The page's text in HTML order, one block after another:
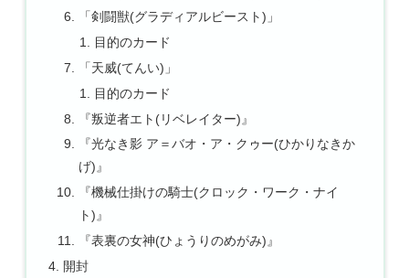
「剣闘獣(グラディアルビースト)」
目的のカード
「天威(てんい)」
目的のカード
『叛逆者エト(リベレイター)』
『光なき影 ア＝バオ・ア・クゥー(ひかりなきか
げ)』
『機械仕掛けの騎士(クロック・ワーク・ナイ
ト)』
『表裏の女神(ひょうりのめがみ)』
開封